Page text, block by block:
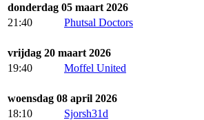
donderdag 05 maart 2026
21:40
Phutsal Doctors
vrijdag 20 maart 2026
19:40
Moffel United
woensdag 08 april 2026
18:10
Sjorsh31d